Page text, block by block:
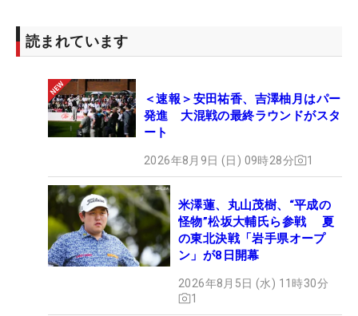
読まれています
＜速報＞安田祐香、吉澤柚月はパー
発進 大混戦の最終ラウンドがスタ
ート
2026年8月9日 (日) 09時28分 1
米澤蓮、丸山茂樹、“平成の
怪物”松坂大輔氏ら参戦 夏
の東北決戦「岩手県オープ
ン」が8日開幕
2026年8月5日 (水) 11時30分
1